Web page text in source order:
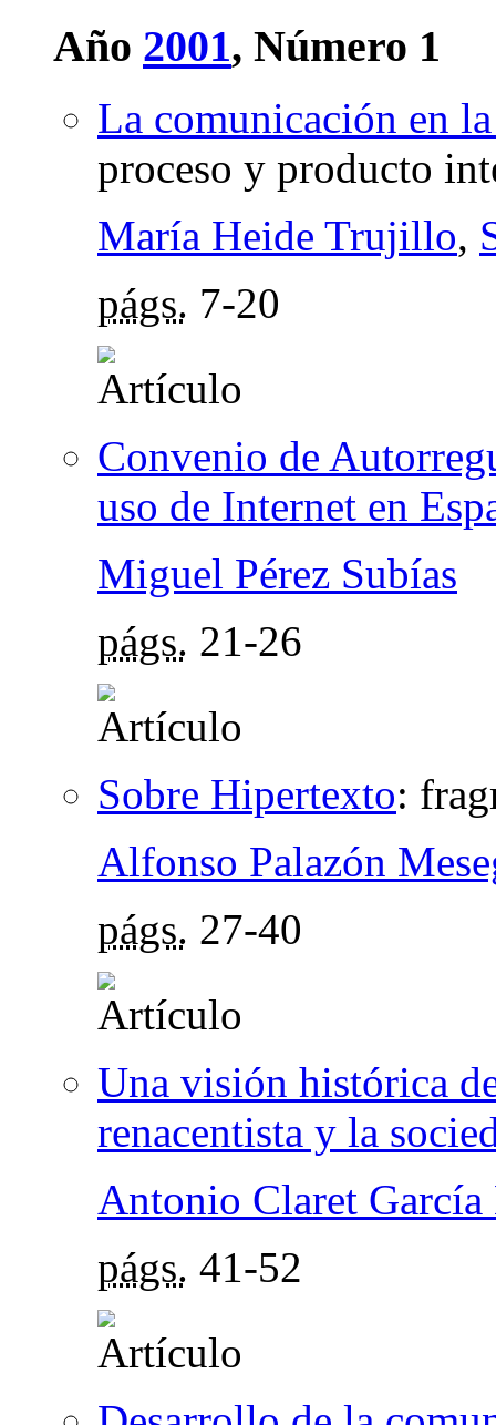
Año 2001, Número 1
La comunicación en
proceso y producto
María Heide Trujillo,
págs. 7-20
Convenio de
uso de Internet en
Miguel Pérez Subías
págs. 21-26
Sobre Hipertexto:
Alfonso Palazón
págs. 27-40
Una visión histórica
renacentista y la
Antonio Claret
págs. 41-52